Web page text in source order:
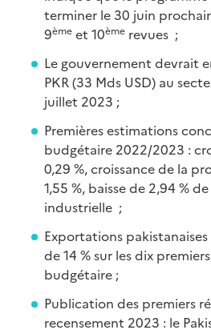
terminer le 30 juin
9ème et 10ème revues ;
Le gouvernement devrait
PKR (33 Mds USD) au
juillet 2023 ;
Premières estimations
budgétaire 2022/2023 :
0,29 %, croissance de la
1,55 %, baisse de 2,94 %
industrielle ;
Exportations
de 14 % sur les dix
budgétaire ;
Publication des premiers
recensement 2023 : le